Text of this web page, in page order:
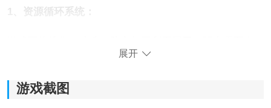
1、资源循环系统：
昼夜变化和天气影响下合理规划行动，保证食物、水源
2、基地建造与升级：
展开
游戏截图